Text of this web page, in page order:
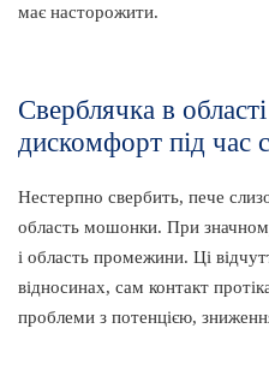
має насторожити.
Сверблячка в
дискомфорт під час
Нестерпно свербить, пече
область мошонки. При
і область промежини. Ці
відносинах, сам контакт
проблеми з потенцією,